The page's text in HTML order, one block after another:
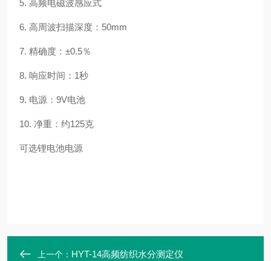
5. 高频电磁波感应式
6. 高周波扫描深度：50mm
7. 精确度：±0.5％
8. 响应时间：1秒
9. 电源：9V电池
10. 净重：约125克
可选锂电池电源
上一个： HYT-14高频纺织水分测定仪